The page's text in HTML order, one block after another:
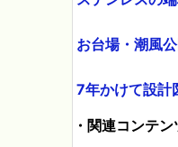
お台場・潮風
7年かけて設計
・関連コンテン